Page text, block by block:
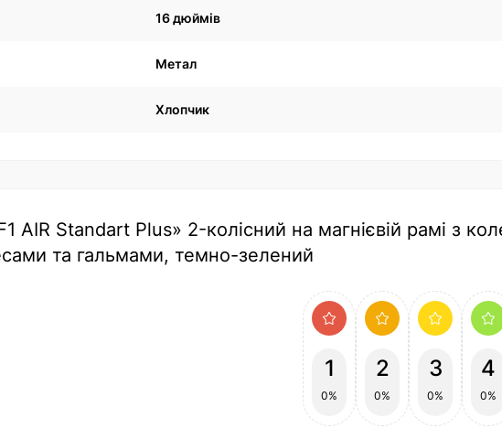
16 дюймів
Метал
Хлопчик
AIR Standart Plus» 2-колісний на магнієвій рамі з
та гальмами, темно-зелений
1
0%
2
0%
3
0%
4
0%